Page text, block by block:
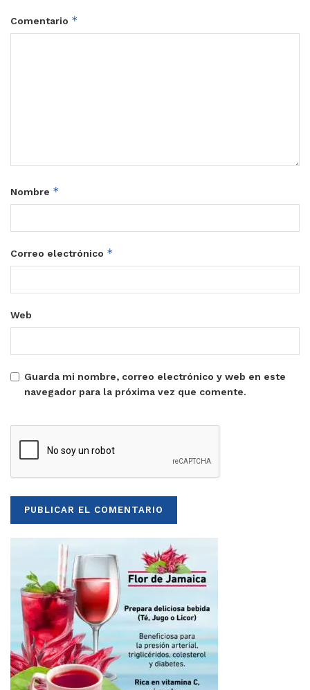
Comentario *
Nombre *
Correo electrónico *
Web
Guarda mi nombre, correo electrónico y web en este
navegador para la próxima vez que comente.